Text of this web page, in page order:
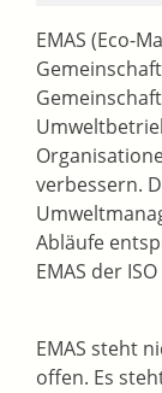
EMAS (Eco-
verbessern.
Abläufe
EMAS der
EMAS steht
offen. Es